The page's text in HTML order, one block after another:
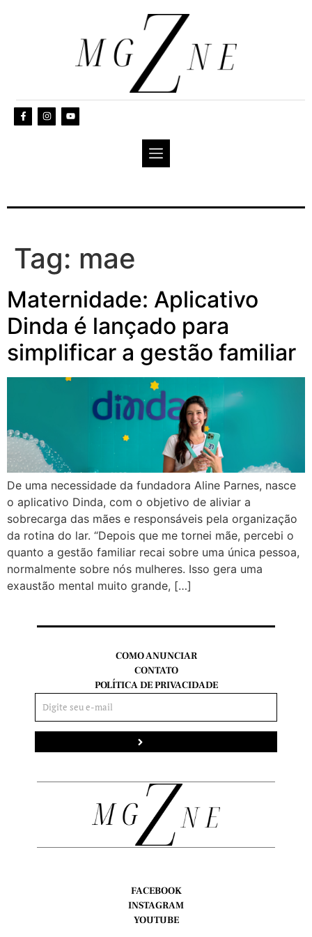
Tag: mae
Maternidade: Aplicativo
Dinda é lançado para
simplificar a gestão familiar
De uma necessidade da fundadora Aline Parnes, nasce
o aplicativo Dinda, com o objetivo de aliviar a
sobrecarga das mães e responsáveis pela organização
da rotina do lar. “Depois que me tornei mãe, percebi o
quanto a gestão familiar recai sobre uma única pessoa,
normalmente sobre nós mulheres. Isso gera uma
exaustão mental muito grande, […]
FACEBOOK
INSTAGRAM
YOUTUBE
COMO ANUNCIAR
CONTATO
POLÍTICA DE PRIVACIDADE